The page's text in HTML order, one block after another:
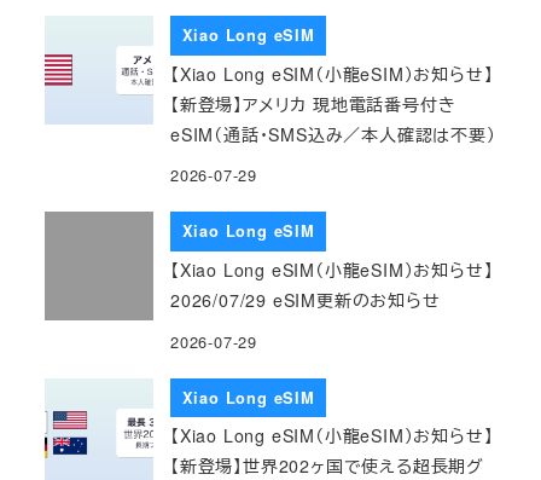
Xiao Long eSIM
【Xiao Long eSIM（小龍eSIM）お知らせ】
【新登場】アメリカ 現地電話番号付き
eSIM（通話・SMS込み／本人確認は不要）
2026-07-29
Xiao Long eSIM
【Xiao Long eSIM（小龍eSIM）お知らせ】
2026/07/29 eSIM更新のお知らせ
2026-07-29
Xiao Long eSIM
【Xiao Long eSIM（小龍eSIM）お知らせ】
【新登場】世界202ヶ国で使える超長期グ